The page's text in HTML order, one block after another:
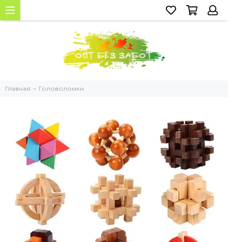
Главная Головоломки